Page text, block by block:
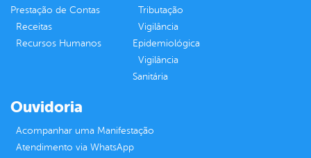
Prestação de Contas
Receitas
Recursos Humanos
Tributação
Vigilância
Epidemiológica
Vigilância
Sanitária
Ouvidoria
Acompanhar uma Manifestação
Atendimento via WhatsApp